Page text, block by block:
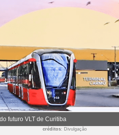
futuro VLT de Curitiba
créditos: Divulgação